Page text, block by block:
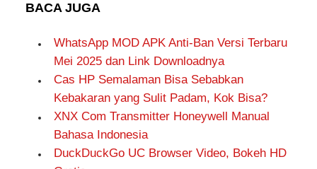
BACA JUGA
WhatsApp MOD APK Anti-Ban Versi Terbaru
Mei 2025 dan Link Downloadnya
Cas HP Semalaman Bisa Sebabkan
Kebakaran yang Sulit Padam, Kok Bisa?
XNX Com Transmitter Honeywell Manual
Bahasa Indonesia
DuckDuckGo UC Browser Video, Bokeh HD